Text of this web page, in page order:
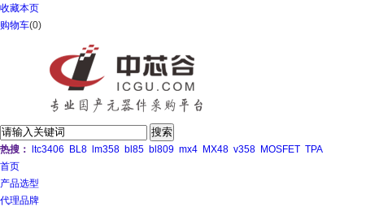
收藏本页
购物车(0)
热搜： ltc3406 BL8 lm358 bl85 bl809 mx4 MX48 v358 MOSFET TPA
首页
产品选型
代理品牌